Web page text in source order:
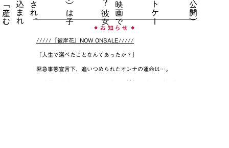
◆ お知らせ ◆
/////『彼岸花』NOW ONSALE/////
「人生で選べたことなんてあったか？」
緊急事態宣言下、追いつめられたオンナの運命は…。